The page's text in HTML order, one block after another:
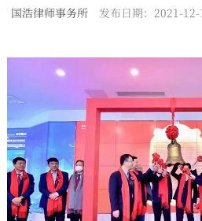
国浩律师事务所 发布日期：2021-12-